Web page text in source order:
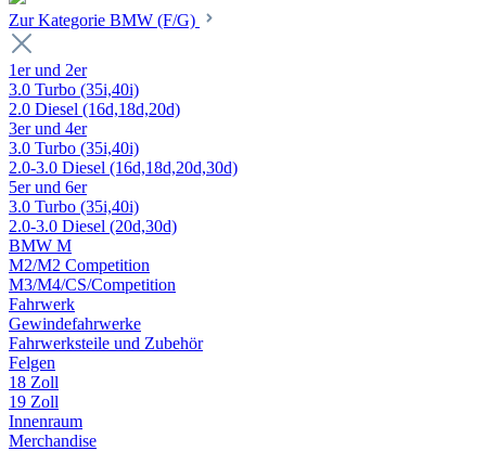
Zur Kategorie BMW (F/G)
1er und 2er
3.0 Turbo (35i,40i)
2.0 Diesel (16d,18d,20d)
3er und 4er
3.0 Turbo (35i,40i)
2.0-3.0 Diesel (16d,18d,20d,30d)
5er und 6er
3.0 Turbo (35i,40i)
2.0-3.0 Diesel (20d,30d)
BMW M
M2/M2 Competition
M3/M4/CS/Competition
Fahrwerk
Gewindefahrwerke
Fahrwerksteile und Zubehör
Felgen
18 Zoll
19 Zoll
Innenraum
Merchandise